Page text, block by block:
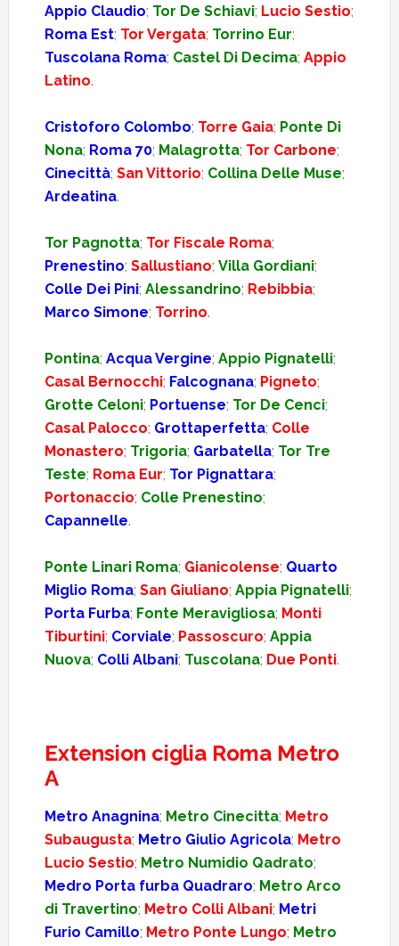
Appio Claudio; Tor De Schiavi; Lucio Sestio;
Roma Est; Tor Vergata; Torrino Eur;
Tuscolana Roma; Castel Di Decima; Appio
Latino.
Cristoforo Colombo; Torre Gaia; Ponte Di
Nona; Roma 70; Malagrotta; Tor Carbone;
Cinecittà; San Vittorio; Collina Delle Muse;
Ardeatina.
Tor Pagnotta; Tor Fiscale Roma;
Prenestino; Sallustiano; Villa Gordiani;
Colle Dei Pini; Alessandrino; Rebibbia;
Marco Simone; Torrino.
Pontina; Acqua Vergine; Appio Pignatelli;
Casal Bernocchi; Falcognana; Pigneto;
Grotte Celoni; Portuense; Tor De Cenci;
Casal Palocco; Grottaperfetta; Colle
Monastero; Trigoria; Garbatella; Tor Tre
Teste; Roma Eur; Tor Pignattara;
Portonaccio; Colle Prenestino;
Capannelle.
Ponte Linari Roma; Gianicolense; Quarto
Miglio Roma; San Giuliano; Appia Pignatelli;
Porta Furba; Fonte Meravigliosa; Monti
Tiburtini; Corviale; Passoscuro; Appia
Nuova; Colli Albani; Tuscolana; Due Ponti.
Extension ciglia Roma Metro
A
Metro Anagnina; Metro Cinecitta; Metro
Subaugusta; Metro Giulio Agricola; Metro
Lucio Sestio; Metro Numidio Qadrato;
Medro Porta furba Quadraro; Metro Arco
di Travertino; Metro Colli Albani; Metri
Furio Camillo; Metro Ponte Lungo; Metro